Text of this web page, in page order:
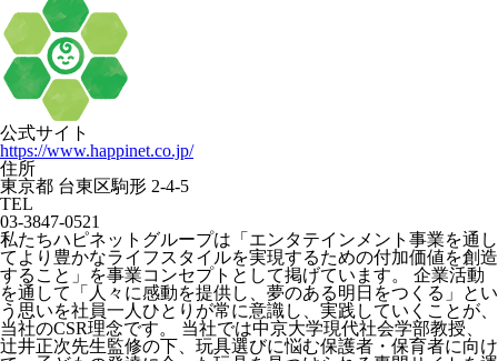
公式サイト
https://www.happinet.co.jp/
住所
東京都 台東区駒形 2-4-5
TEL
03-3847-0521
私たちハピネットグループは「エンタテインメント事業を通し
てより豊かなライフスタイルを実現するための付加価値を創造
すること」を事業コンセプトとして掲げています。 企業活動
を通して「人々に感動を提供し、夢のある明日をつくる」とい
う思いを社員一人ひとりが常に意識し、実践していくことが、
当社のCSR理念です。 当社では中京大学現代社会学部教授、
辻井正次先生監修の下、玩具選びに悩む保護者・保育者に向け